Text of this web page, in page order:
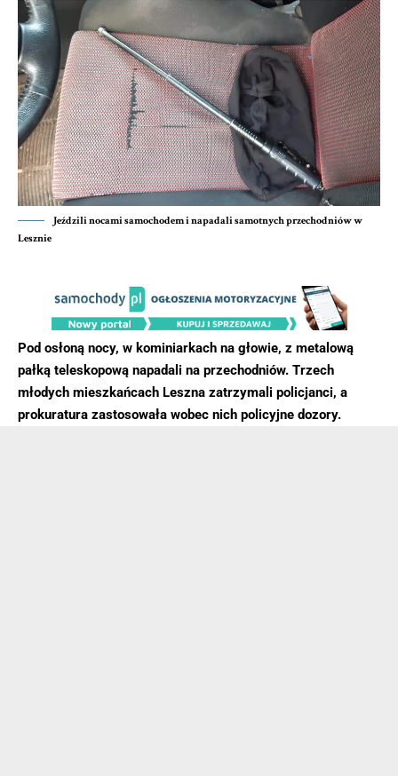
Jeździli nocami samochodem i napadali samotnych przechodniów w
Lesznie
Pod osłoną nocy, w kominiarkach na głowie, z metalową
pałką teleskopową napadali na przechodniów. Trzech
młodych mieszkańcach Leszna zatrzymali policjanci, a
prokuratura zastosowała wobec nich policyjne dozory.